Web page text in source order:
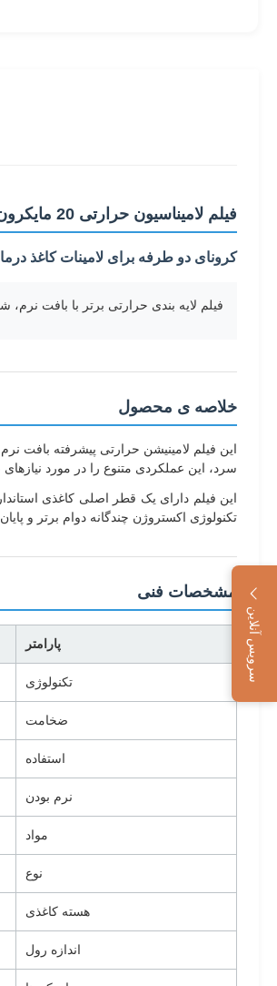
سرویس آنلاین
فیلم لامیناسیون حرارتی 20 مایکرون
کرونای دو طرفه برای لامینات کاغذ
فیلم لایه بندی حرارتی برتر با بافت
خلاصه ی محصول
سرد، این عملکردی متنوع را در مورد
تکنولوژی اکستروژن چندگانه دوام برتر و
مشخصات فنی
پارامتر
تکنولوژی
ضخامت
استفاده
نرم بودن
مواد
نوع
هسته کاغذی
اندازه رول